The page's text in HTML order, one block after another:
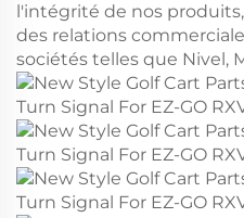
l'intégrité de nos
des relations
sociétés telles que Nivel,